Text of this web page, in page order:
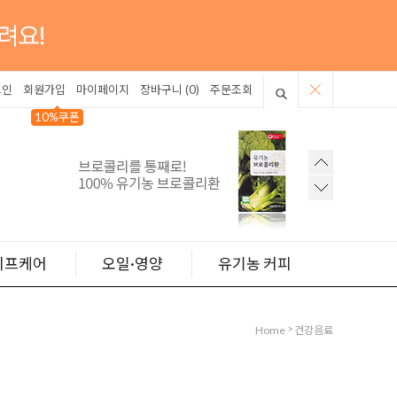
회원가입
10%쿠폰
마이페이지 장바구니 (0) 주문조회
프케어 오일·영양 유기농 커피
Home > 건강음료